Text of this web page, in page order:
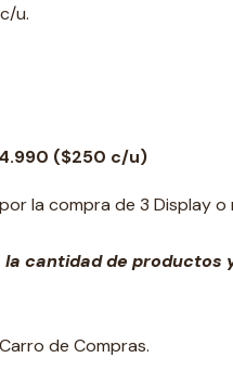
u.
($250 c/u)
la compra de 3 Display o
cantidad de productos
de Compras.